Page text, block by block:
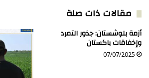
المحلي
والدولي
من
بوليتكال
كيز.
مقالات ذات صلة
أزمة بلوشستان: جذور التمرد
وإخفاقات باكستان
07/07/2025